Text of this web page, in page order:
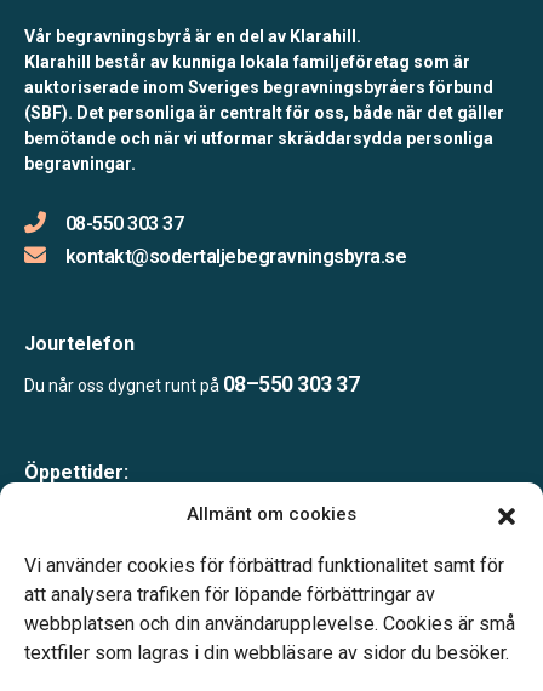
Allmänt om cookies
Vi använder cookies för förbättrad funktionalitet samt för
att analysera trafiken för löpande förbättringar av
webbplatsen och din användarupplevelse. Cookies är små
textfiler som lagras i din webbläsare av sidor du besöker.
Vår begravningsbyrå är en del av Klarahill.
Klarahill består av kunniga lokala familjeföretag som är
auktoriserade inom Sveriges begravningsbyråers förbund
(SBF). Det personliga är centralt för oss, både när det gäller
bemötande och när vi utformar skräddarsydda personliga
begravningar.
08-550 303 37
kontakt@sodertaljebegravningsbyra.se
Jourtelefon
Du når oss dygnet runt på 08–550 303 37
Öppettider:
Lunchstängt 12.00–13.00
Telefonjour dygnet runt